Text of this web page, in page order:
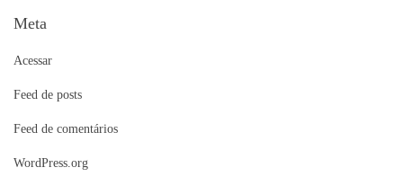
Meta
Acessar
Feed de posts
Feed de comentários
WordPress.org